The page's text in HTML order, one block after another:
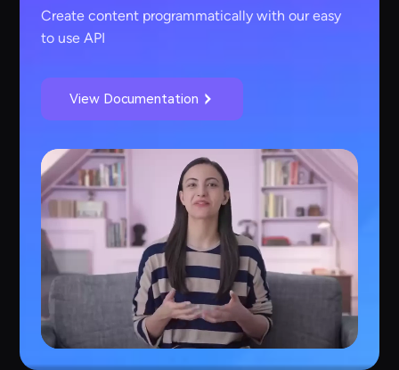
Create content programmatically with our easy
to use API
View Documentation